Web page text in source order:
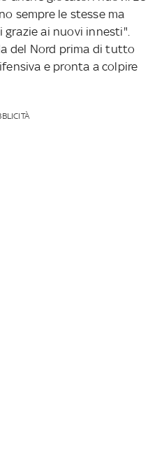
sempre le stesse ma
grazie ai nuovi innesti".
del Nord prima di tutto
e pronta a colpire